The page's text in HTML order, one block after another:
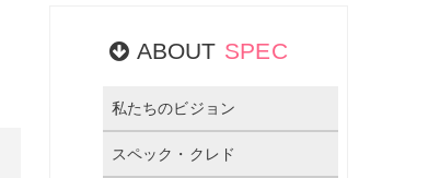
ABOUT SPEC
私たちのビジョン
スペック・クレド